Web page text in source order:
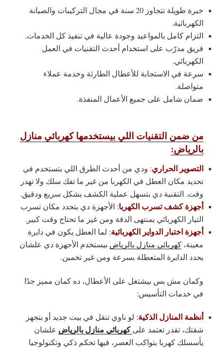
خبرة طويلة تتجاوز 20 سنة في مجال التركيبات والصيانة
الكهربائية.
التزام كامل بالمواعيد وجودة عالية في تنفيذ كل الخدمات.
فريق مدرّب على استخدام أحدث التقنيات في العمل
الكهربائي.
سرعة في الاستجابة للأعطال الطارئة وخدمة عملاء
متواصلة.
ضمان شامل على جميع الأعمال المنفذة.
من ضمن التقنيات اللي بيستخدمها كهربائي منازل
بالرياض:
التصوير الحراري: ودي من أحدث الطرق اللي بتستخدم في
تحديد مكان العطل في الكهربا من غير ما تفك سلك ولا تهدر
وقت. التقنية دي بتسهل عملية الكشف بشكل سريع ودقيق.
أجهزة كشف تسرب الكهربا: الأجهزة دي بتحدد مكان تسرب
التيار الكهربائي بمنتهى الدقة ومن غير ما تحتاج وقت كبير.
أجهزة اختبار الدواير الكهربائية: لما العطل يكون في دايرة
معينة، كهربائي منازل بالرياض بيستخدم الأجهزة دي علشان
يحدد الدايرة المتعطلة بسرعة ومن غير تخمين.
وكمان مش بس بيشتغل على الأعطال، ده كمان مميز جدًا
في خدمات التأسيس:
أنظمة المنازل الذكية: لو ناوي تنقل في بيت جديد أو بتجهز
شقتك، تقدر تعتمد علىكهربائي منازل بالرياض علشان
يأسسلك كهربا بتواكب العصر، فيها تحكم ذكي وتكنولوجيا